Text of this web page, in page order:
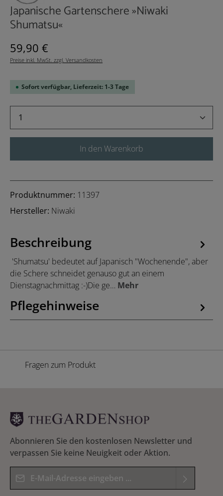
Japanische Gartenschere »Niwaki
Shumatsu«
Regulärer Preis:
59,90 €
Preise inkl. MwSt. zzgl. Versandkosten
Sofort verfügbar, Lieferzeit: 1-3 Tage
Produkt Anzahl: Gib den gewünschten
In den Warenkorb
Produktnummer: 11397
Hersteller: Niwaki
Beschreibung
'Shumatsu' bedeutet auf Japanisch "Wochenende", aber
die Schere schneidet genauso gut an einem
Dienstagnachmittag :-)Die ge… Mehr
Pflegehinweise
Fragen zum Produkt
Abonnieren Sie den kostenlosen Newsletter und
verpassen Sie keine Neuigkeit oder Aktion.
E-Mail-Adresse*